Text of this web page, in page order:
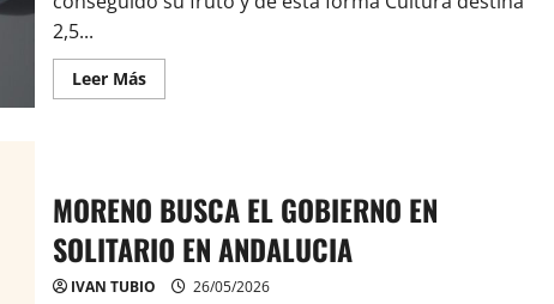
2,5...
Leer MásLeer
más
CULTURA
EN
ANDALUCIA
MORENO BUSCA EL GOBIERNO EN
SOLITARIO EN ANDALUCIA
IVAN TUBIO 26/05/2026